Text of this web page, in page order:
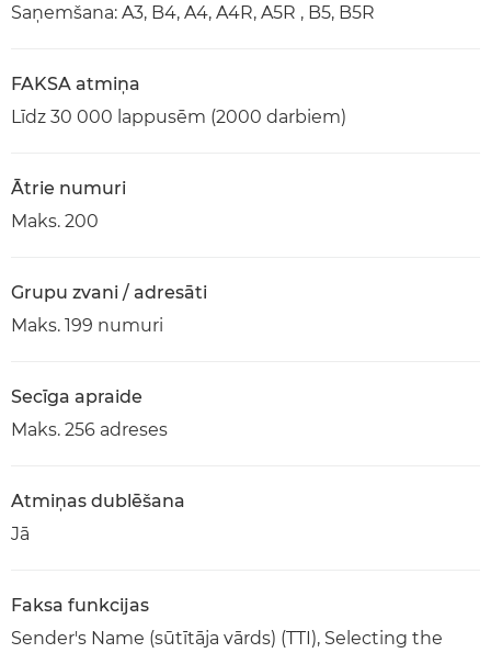
Saņemšana: A3, B4, A4, A4R, A5R , B5, B5R
FAKSA atmiņa
Līdz 30 000 lappusēm (2000 darbiem)
Ātrie numuri
Maks. 200
Grupu zvani / adresāti
Maks. 199 numuri
Secīga apraide
Maks. 256 adreses
Atmiņas dublēšana
Jā
Faksa funkcijas
Sender's Name (sūtītāja vārds) (TTI), Selecting the